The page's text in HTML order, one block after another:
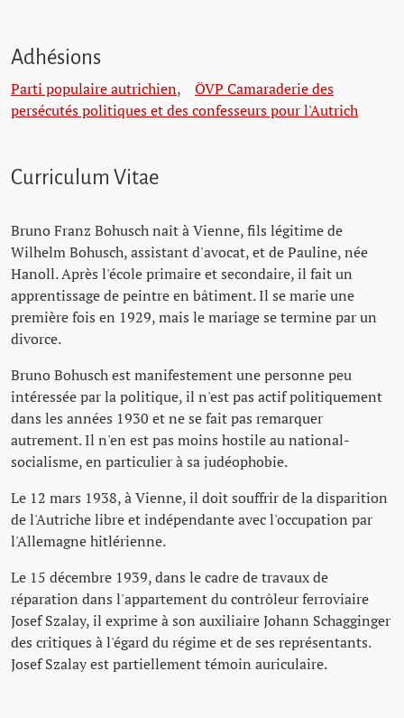
Adhésions
Parti populaire autrichien, ÖVP Camaraderie des
persécutés politiques et des confesseurs pour l'Autrich
Curriculum Vitae
Bruno Franz Bohusch naît à Vienne, fils légitime de
Wilhelm Bohusch, assistant d'avocat, et de Pauline, née
Hanoll. Après l'école primaire et secondaire, il fait un
apprentissage de peintre en bâtiment. Il se marie une
première fois en 1929, mais le mariage se termine par un
divorce.
Bruno Bohusch est manifestement une personne peu
intéressée par la politique, il n'est pas actif politiquement
dans les années 1930 et ne se fait pas remarquer
autrement. Il n'en est pas moins hostile au national-
socialisme, en particulier à sa judéophobie.
Le 12 mars 1938, à Vienne, il doit souffrir de la disparition
de l'Autriche libre et indépendante avec l'occupation par
l'Allemagne hitlérienne.
Le 15 décembre 1939, dans le cadre de travaux de
réparation dans l'appartement du contrôleur ferroviaire
Josef Szalay, il exprime à son auxiliaire Johann Schagginger
des critiques à l'égard du régime et de ses représentants.
Josef Szalay est partiellement témoin auriculaire.